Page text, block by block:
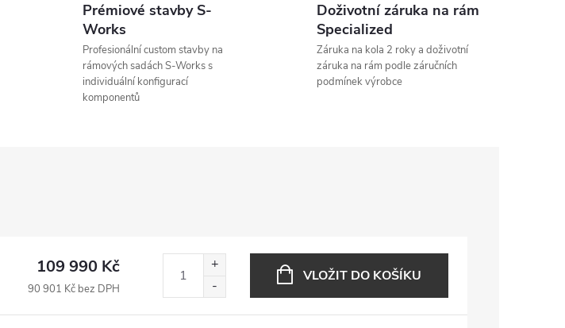
Prémiové stavby S-
Works
Profesionální custom stavby na
rámových sadách S-Works s
individuální konfigurací
komponentů
Doživotní záruka na rám
Specialized
Záruka na kola 2 roky a doživotní
záruka na rám podle záručních
podmínek výrobce
109 990 Kč
90 901 Kč bez DPH
VLOŽIT DO KOŠÍKU